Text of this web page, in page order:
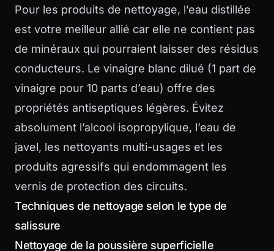
Pour les produits de nettoyage, l’eau distillée
est votre meilleur allié car elle ne contient pas
de minéraux qui pourraient laisser des résidus
conducteurs. Le vinaigre blanc dilué (1 part de
vinaigre pour 10 parts d’eau) offre des
propriétés antiseptiques légères. Évitez
absolument l’alcool isopropylique, l’eau de
javel, les nettoyants multi-usages et les
produits agressifs qui endommagent les
vernis de protection des circuits.
Techniques de nettoyage selon le type de
salissure
Nettoyage de la poussière superficielle